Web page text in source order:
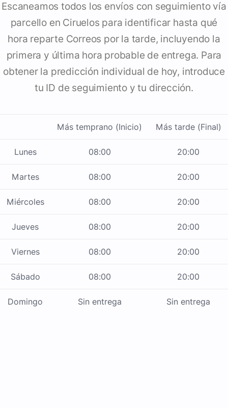
Escaneamos todos los envíos con seguimiento vía
parcello en Ciruelos para identificar hasta qué
hora reparte Correos por la tarde, incluyendo la
primera y última hora probable de entrega. Para
obtener la predicción individual de hoy, introduce
tu ID de seguimiento y tu dirección.
Más temprano (Inicio) Más tarde (Final)
Lunes 08:00 20:00
Martes 08:00 20:00
Miércoles 08:00 20:00
Jueves 08:00 20:00
Viernes 08:00 20:00
Sábado 08:00 20:00
Domingo Sin entrega Sin entrega